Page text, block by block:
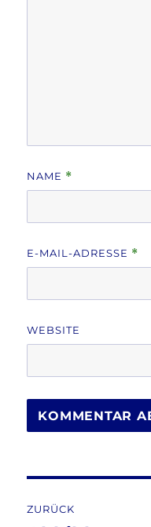
NAME *
E-MAIL-ADRESSE *
WEBSITE
ZURÜCK